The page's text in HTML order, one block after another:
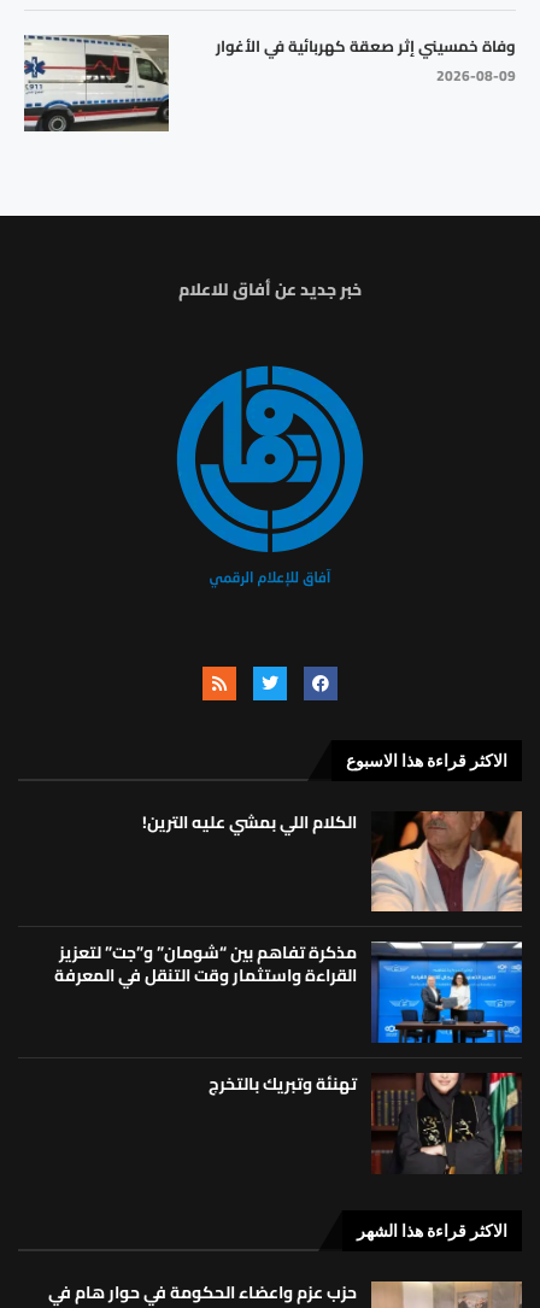
وفاة خمسيني إثر صعقة كهربائية في الأغوار
2026-08-09
خبر جديد عن أفاق للاعلام
الاكثر قراءة هذا الاسبوع
الكلام اللي بمشي عليه الترين!
مذكرة تفاهم بين “شومان” و”جت” لتعزيز
القراءة واستثمار وقت التنقل في المعرفة
تهنئة وتبريك بالتخرج
الاكثر قراءة هذا الشهر
حزب عزم واعضاء الحكومة في حوار هام في